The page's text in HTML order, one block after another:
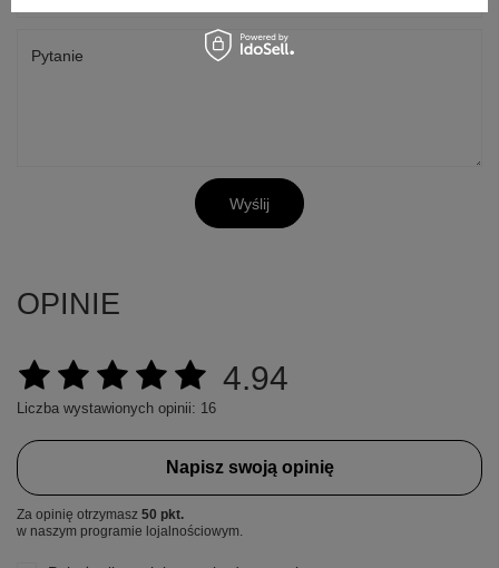
Pytanie
Wyślij
OPINIE
4.94
Liczba wystawionych opinii: 16
Napisz swoją opinię
Za opinię otrzymasz 50 pkt.
w naszym programie lojalnościowym.